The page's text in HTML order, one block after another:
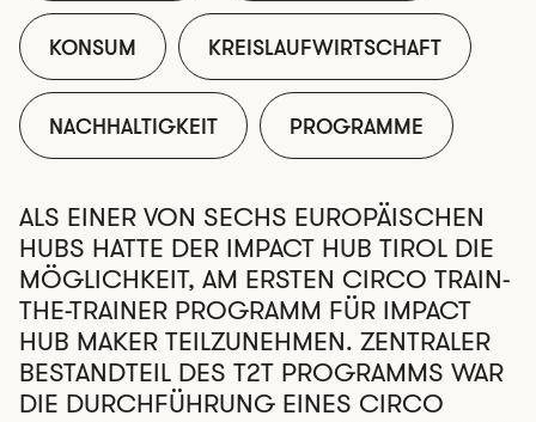
KONSUM KREISLAUFWIRTSCHAFT
NACHHALTIGKEIT PROGRAMME
ALS EINER VON SECHS EUROPÄISCHEN
HUBS HATTE DER IMPACT HUB TIROL DIE
MÖGLICHKEIT, AM ERSTEN CIRCO TRAIN-
THE-TRAINER PROGRAMM FÜR IMPACT
HUB MAKER TEILZUNEHMEN. ZENTRALER
BESTANDTEIL DES T2T PROGRAMMS WAR
DIE DURCHFÜHRUNG EINES CIRCO